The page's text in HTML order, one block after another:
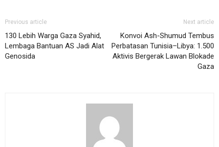
Previous article
130 Lebih Warga Gaza Syahid,
Lembaga Bantuan AS Jadi Alat
Genosida
Next article
Konvoi Ash-Shumud Tembus
Perbatasan Tunisia–Libya: 1.500
Aktivis Bergerak Lawan Blokade
Gaza